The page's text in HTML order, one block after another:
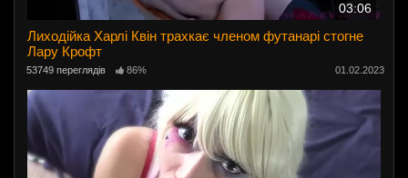
03:06
Лиходійка Харлі Квін трахкає членом футанарі стогне
Лару Крофт
53749 переглядів 86% 01.02.2023